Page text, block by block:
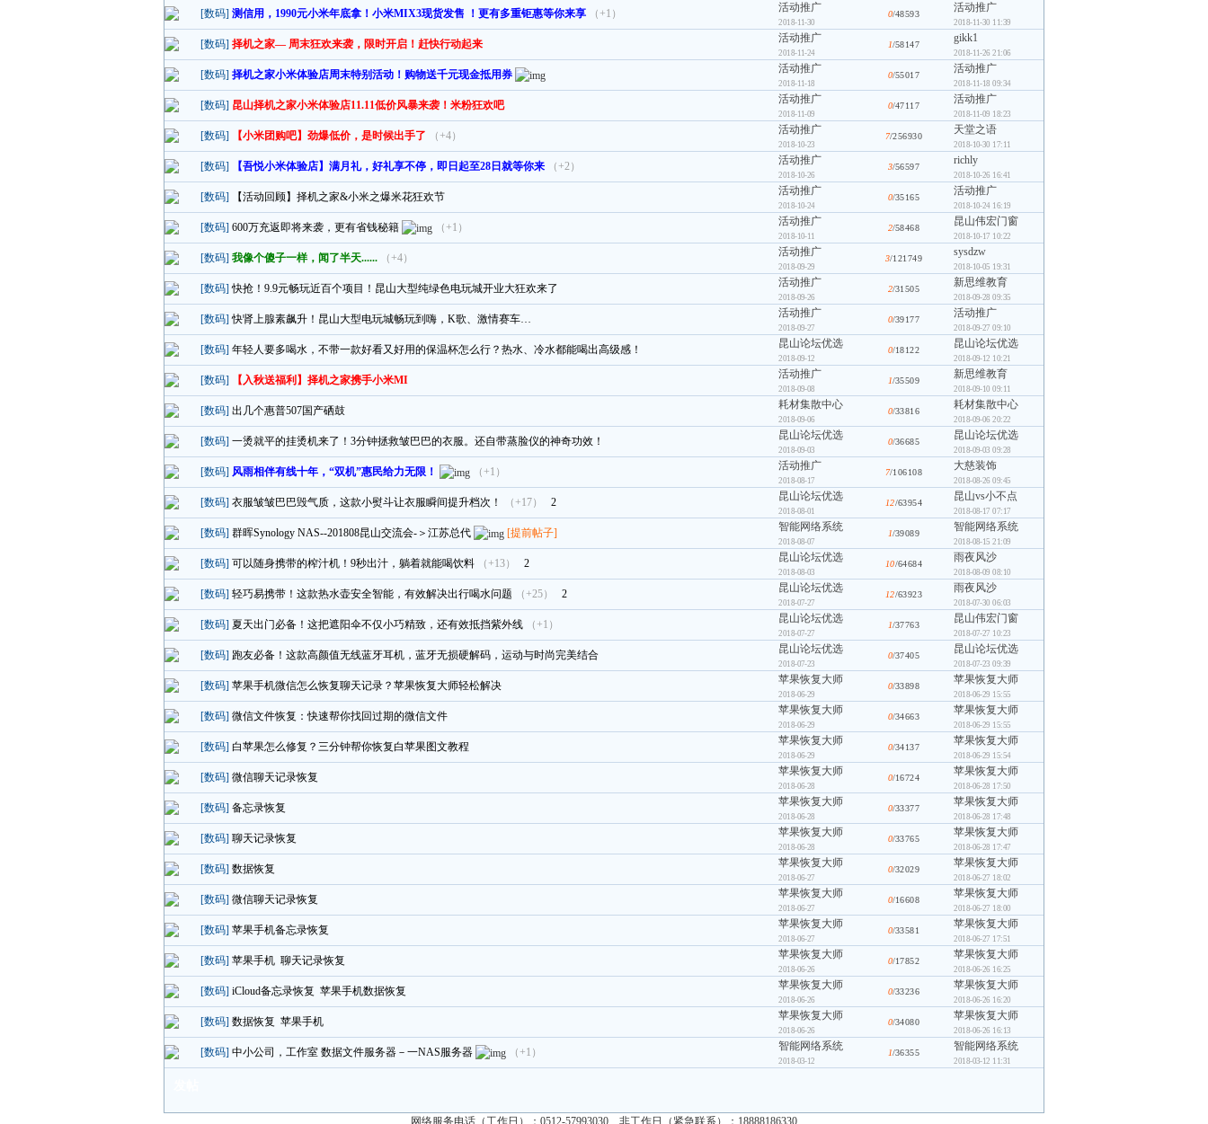
[数码] 测信用，1990元小米年底拿！小米MIX3现货发售 ！更有多重钜惠等你来享 （+1） 活动推广
2018-11-30
0/48593 活动推广
2018-11-30 11:39
[数码] 择机之家— 周末狂欢来袭，限时开启！赶快行动起来 活动推广
2018-11-24
1/58147 gikk1
2018-11-26 21:06
[数码] 择机之家小米体验店周末特别活动！购物送千元现金抵用券 活动推广
2018-11-18
0/55017 活动推广
2018-11-18 09:34
[数码] 昆山择机之家小米体验店11.11低价风暴来袭！米粉狂欢吧 活动推广
2018-11-09
0/47117 活动推广
2018-11-09 18:23
[数码] 【小米团购吧】劲爆低价，是时候出手了 （+4） 活动推广
2018-10-23
7/256930 天堂之语
2018-10-30 17:11
[数码] 【吾悦小米体验店】满月礼，好礼享不停，即日起至28日就等你来 （+2） 活动推广
2018-10-26
3/56597 richly
2018-10-26 16:41
[数码] 【活动回顾】择机之家&小米之爆米花狂欢节 活动推广
2018-10-24
0/35165 活动推广
2018-10-24 16:19
[数码] 600万充返即将来袭，更有省钱秘籍 （+1） 活动推广
2018-10-11
2/58468 昆山伟宏门窗
2018-10-17 10:22
[数码] 我像个傻子一样，闻了半天...... （+4） 活动推广
2018-09-29
3/121749 sysdzw
2018-10-05 19:31
[数码] 快抢！9.9元畅玩近百个项目！昆山大型纯绿色电玩城开业大狂欢来了 活动推广
2018-09-26
2/31505 新思维教育
2018-09-28 09:35
[数码] 快肾上腺素飙升！昆山大型电玩城畅玩到嗨，K歌、激情赛车… 活动推广
2018-09-27
0/39177 活动推广
2018-09-27 09:10
[数码] 年轻人要多喝水，不带一款好看又好用的保温杯怎么行？热水、冷水都能喝出高级感！ 昆山论坛优选
2018-09-12
0/18122 昆山论坛优选
2018-09-12 10:21
[数码] 【入秋送福利】择机之家携手小米MI 活动推广
2018-09-08
1/35509 新思维教育
2018-09-10 09:11
[数码] 出几个惠普507国产硒鼓 耗材集散中心
2018-09-06
0/33816 耗材集散中心
2018-09-06 20:22
[数码] 一烫就平的挂烫机来了！3分钟拯救皱巴巴的衣服。还自带蒸脸仪的神奇功效！ 昆山论坛优选
2018-09-03
0/36685 昆山论坛优选
2018-09-03 09:28
[数码] 风雨相伴有线十年，“双机”惠民给力无限！ （+1） 活动推广
2018-08-17
7/106108 大慈装饰
2018-08-26 09:45
[数码] 衣服皱皱巴巴毁气质，这款小熨斗让衣服瞬间提升档次！ （+17） 2 昆山论坛优选
2018-08-01
12/63954 昆山vs小不点
2018-08-17 07:17
[数码] 群晖Synology NAS--201808昆山交流会-＞江苏总代 [提前帖子] 智能网络系统
2018-08-07
1/39089 智能网络系统
2018-08-15 21:09
[数码] 可以随身携带的榨汁机！9秒出汁，躺着就能喝饮料 （+13） 2 昆山论坛优选
2018-08-03
10/64684 雨夜风沙
2018-08-09 08:10
[数码] 轻巧易携带！这款热水壶安全智能，有效解决出行喝水问题 （+25） 2 昆山论坛优选
2018-07-27
12/63923 雨夜风沙
2018-07-30 06:03
[数码] 夏天出门必备！这把遮阳伞不仅小巧精致，还有效抵挡紫外线 （+1） 昆山论坛优选
2018-07-27
1/37763 昆山伟宏门窗
2018-07-27 10:23
[数码] 跑友必备！这款高颜值无线蓝牙耳机，蓝牙无损硬解码，运动与时尚完美结合 昆山论坛优选
2018-07-23
0/37405 昆山论坛优选
2018-07-23 09:39
[数码] 苹果手机微信怎么恢复聊天记录？苹果恢复大师轻松解决 苹果恢复大师
2018-06-29
0/33898 苹果恢复大师
2018-06-29 15:55
[数码] 微信文件恢复：快速帮你找回过期的微信文件 苹果恢复大师
2018-06-29
0/34663 苹果恢复大师
2018-06-29 15:55
[数码] 白苹果怎么修复？三分钟帮你恢复白苹果图文教程 苹果恢复大师
2018-06-29
0/34137 苹果恢复大师
2018-06-29 15:54
[数码] 微信聊天记录恢复 苹果恢复大师
2018-06-28
0/16724 苹果恢复大师
2018-06-28 17:50
[数码] 备忘录恢复 苹果恢复大师
2018-06-28
0/33377 苹果恢复大师
2018-06-28 17:48
[数码] 聊天记录恢复 苹果恢复大师
2018-06-28
0/33765 苹果恢复大师
2018-06-28 17:47
[数码] 数据恢复 苹果恢复大师
2018-06-27
0/32029 苹果恢复大师
2018-06-27 18:02
[数码] 微信聊天记录恢复 苹果恢复大师
2018-06-27
0/16608 苹果恢复大师
2018-06-27 18:00
[数码] 苹果手机备忘录恢复 苹果恢复大师
2018-06-27
0/33581 苹果恢复大师
2018-06-27 17:51
[数码] 苹果手机 聊天记录恢复 苹果恢复大师
2018-06-26
0/17852 苹果恢复大师
2018-06-26 16:25
[数码] iCloud备忘录恢复 苹果手机数据恢复 苹果恢复大师
2018-06-26
0/33236 苹果恢复大师
2018-06-26 16:20
[数码] 数据恢复 苹果手机 苹果恢复大师
2018-06-26
0/34080 苹果恢复大师
2018-06-26 16:13
[数码] 中小公司，工作室 数据文件服务器－一NAS服务器 （+1） 智能网络系统
2018-03-12
1/36355 智能网络系统
2018-03-12 11:31
网络服务电话（工作日）：0512-57993030、非工作日（紧急联系）：18888186330